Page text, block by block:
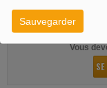
Sauvegarder
COMMENTAIRES(0)
Vous